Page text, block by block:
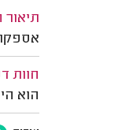
תיאור
חוות
הוא